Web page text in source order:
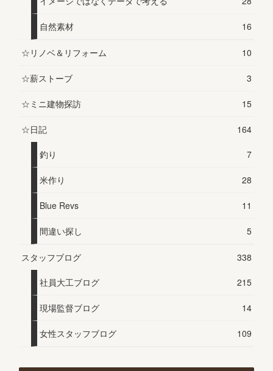
自然素材 16
☆リノベ＆リフォーム 10
☆薪ストーブ 3
☆ミニ建物探訪 15
☆日記 164
釣り 7
米作り 28
Blue Revs 11
間違い探し 5
スタッフブログ 338
社員大工ブログ 215
現場監督ブログ 14
女性スタッフブログ 109